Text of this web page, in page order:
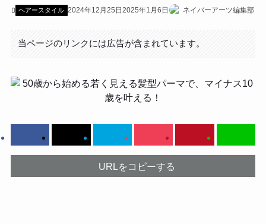
ヘアースタイル 2024年12月25日 2025年1月6日 ネイバーアーツ編集部
当ページのリンクには広告が含まれています。
URLをコピーする